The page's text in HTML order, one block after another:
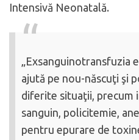
Intensivă Neonatală.
„Exsanguinotransfuzia
ajută pe nou-născuţi şi
diferite situaţii, precum
sanguin, policitemie,
pentru epurare de